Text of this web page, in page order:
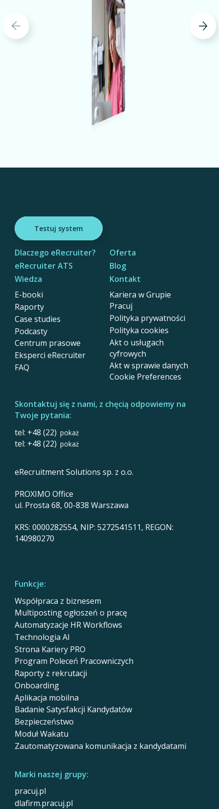
Testuj system
Dlaczego eRecruiter?
eRecruiter ATS
Wiedza
E-booki
Raporty
Case studies
Podcasty
Centrum prasowe
Eksperci eRecruiter
FAQ
Oferta
Blog
Kontakt
Kariera w Grupie
Pracuj
Polityka prywatności
Polityka cookies
Akt o usługach
cyfrowych
Akt w sprawie danych
Cookie Preferences
Skontaktuj się z nami, z chęcią odpowiemy na
Twoje pytania:
tel: +48 (22) pokaż
tel: +48 (22) pokaż
eRecruitment Solutions sp. z o.o.
PROXIMO Office
ul. Prosta 68, 00-838 Warszawa
KRS: 0000282554, NIP: 5272541511, REGON:
140980270
Funkcje:
Współpraca z biznesem
Multiposting ogłoszeń o pracę
Automatyzacje HR Workflows
Technologia AI
Strona Kariery PRO
Program Poleceń Pracowniczych
Raporty z rekrutacji
Onboarding
Aplikacja mobilna
Badanie Satysfakcji Kandydatów
Bezpieczeństwo
Moduł Wakatu
Zautomatyzowana komunikacja z kandydatami
Marki naszej grupy:
pracuj.pl
dlafirm.pracuj.pl